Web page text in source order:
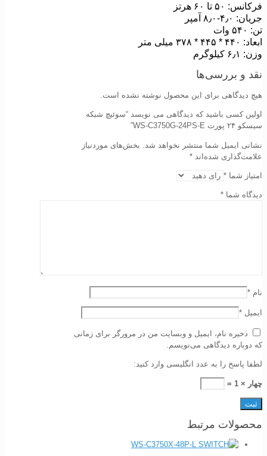
فرکانس: ۵۰ تا ۶۰ هرتز
جریان: ۴٫۰-۸٫۰ آمپر
تن: ۵۴۰ وات
ابعاد: ۴۴۰ * ۴۴۵ * ۳۷۸ میلی متر
وزن: ۶٫۱ کیلوگرم
نقد و بررسی‌ها
هیچ دیدگاهی برای این محصول نوشته نشده است.
اولین کسی باشید که دیدگاهی می نویسد “سوئیچ شبکه
سیسکو ۲۴ پورت WS-C3750G-24PS-E”
نشانی ایمیل شما منتشر نخواهد شد.
بخش‌های موردنیاز
علامت‌گذاری شده‌اند *
امتیاز شما *
دیدگاه شما *
نام *
ایمیل *
ذخیره نام، ایمیل و وبسایت من در مرورگر برای زمانی
که دوباره دیدگاهی می‌نویسم.
لطفا پاسخ را به عدد انگلیسی وارد کنید:
چهار × 1 =
محصولات مرتبط